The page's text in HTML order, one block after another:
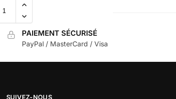
PAIEMENT SÉCURISÉ
PayPal / MasterCard / Visa
SUIVEZ-NOUS